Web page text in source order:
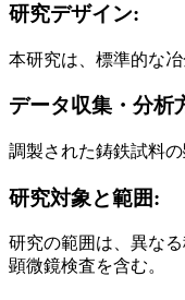
研究デザイン:
本研究は、標準的な
データ収集・分析
調製された鋳鉄試料
研究対象と範囲:
研究の範囲は、異な
顕微鏡検査を含む。